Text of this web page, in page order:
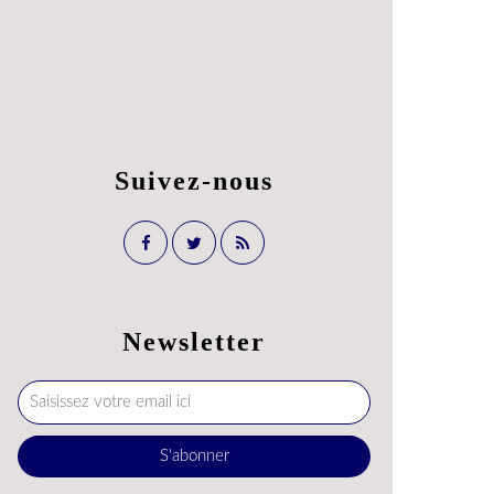
Newsletter
Suivez-nous